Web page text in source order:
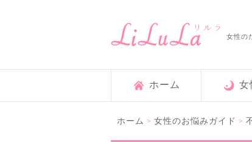
女性の
ホーム 女
ホーム > 女性のお悩みガイド >